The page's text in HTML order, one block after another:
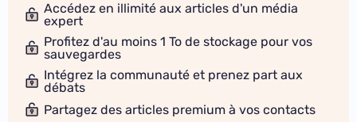
Accédez en illimité aux articles d'un média
expert
Profitez d'au moins 1 To de stockage pour vos
sauvegardes
Intégrez la communauté et prenez part aux
débats
Partagez des articles premium à vos contacts